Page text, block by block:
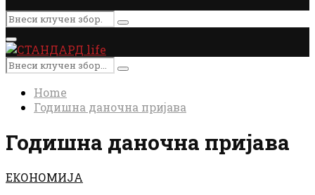
Search
for:
Search
Primary
Menu
Search
for:
Search
Home
Годишна даночна пријава
Годишна даночна пријава
ЕКОНОМИЈА